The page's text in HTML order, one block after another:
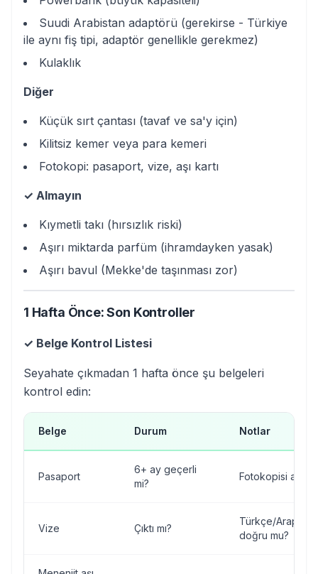
Suudi Arabistan adaptörü (gerekirse - Türkiye
ile aynı fiş tipi, adaptör genellikle gerekmez)
Kulaklık
Diğer
Küçük sırt çantası (tavaf ve sa'y için)
Kilitsiz kemer veya para kemeri
Fotokopi: pasaport, vize, aşı kartı
✓ Almayın
Kıymetli takı (hırsızlık riski)
Aşırı miktarda parfüm (ihramdayken yasak)
Aşırı bavul (Mekke'de taşınması zor)
1 Hafta Önce: Son Kontroller
✓ Belge Kontrol Listesi
Seyahate çıkmadan 1 hafta önce şu belgeleri
kontrol edin:
Belge Durum Notlar
Pasaport
6+ ay geçerli
mi?
Fotokopisi alındı
Vize Çıktı mı?
Türkçe/Arapça
doğru mu?